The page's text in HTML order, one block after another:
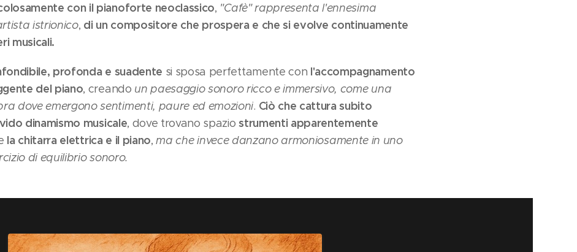
con il pianoforte neoclassico, "Cafè" rappresenta l'ennesima
istrionico, di un compositore che prospera e che si evolve continuamente
musicali.
profonda e suadente si sposa perfettamente con l'accompagnamento
del piano, creando un paesaggio sonoro ricco e immersivo, come una
dove emergono sentimenti, paure ed emozioni. Ciò che cattura subito
dinamismo musicale, dove trovano spaziostrumenti apparentemente
la chitarra elettrica e il piano,ma che invece danzano armoniosamente in uno
di equilibrio sonoro.